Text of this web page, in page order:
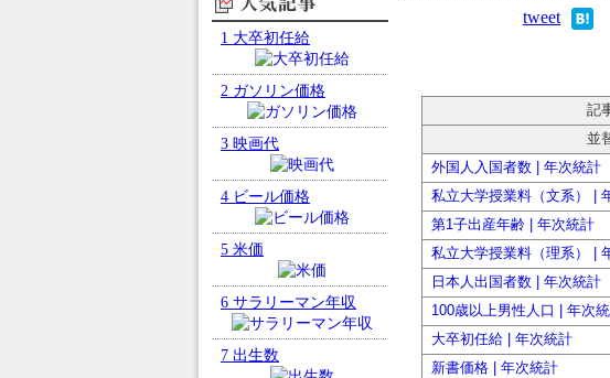
tweet
記
並
外国人入国者数 | 年次統計
私立大学授業料（文系） |
第1子出産年齢 | 年次統計
私立大学授業料（理系） |
日本人出国者数 | 年次統計
100歳以上男性人口 | 年次
大卒初任給 | 年次統計
新書価格 | 年次統計
人気記事
1 大卒初任給
2 ガソリン価格
3 映画代
4 ビール価格
5 米価
6 サラリーマン年収
7 出生数